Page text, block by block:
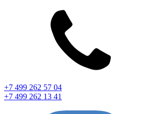
+7 499 262 57 04
+7 499 262 13 41